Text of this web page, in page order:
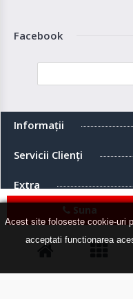
Acest site foloseste cookie-uri
acceptati functionarea
Suna
Facebook
Informaţii
Servicii Clienţi
Extra
Contul meu